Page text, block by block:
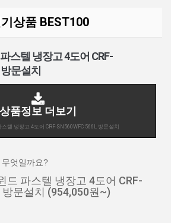
상품 BEST100
스텔 냉장고 4도어 CRF-
문설치
상품정보 더보기
텔 냉장고 4도어 CRF-SN560WFC 566L 방문설치
엇일까요?
드 파스텔 냉장고 4도어 CRF-
방문설치 (954,050원~)